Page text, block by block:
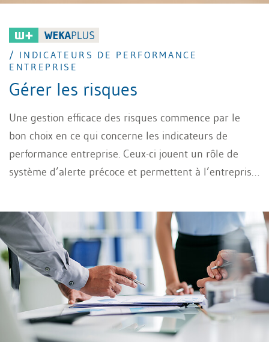
/ INDICATEURS DE PERFORMANCE
ENTREPRISE
Gérer les risques
Une gestion efficace des risques commence par le
bon choix en ce qui concerne les indicateurs de
performance entreprise. Ceux-ci jouent un rôle de
système d’alerte précoce et permettent à l’entreprise
comment sélectionner les bons indicateurs et
structurer un véritable système d’indicateurs.